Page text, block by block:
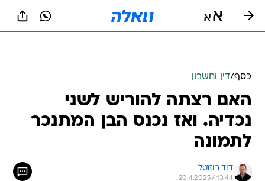
כסף/דין וחשבון
האם רצתה להוריש לשני
נכדיה. ואז נכנס הבן המתנכר
לתמונה
דוד רוזנטל
20.4.2025 / 13:44